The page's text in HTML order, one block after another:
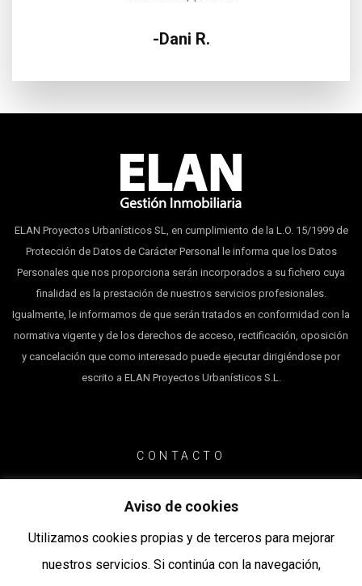
Dani R.
Mis experiencias de compra y de venta de varios
inmuebles han resultado muy positivas en la calidad
del servicio y el tiempo de resolución. Es equipo muy
profesional con una gran cercanía al cliente. Os seguiré
teniendo en cuenta.
Antxon L.
Una de las mejores agencias de la ciudad.
Profesionalidad y cercanía en el trabajo.
ELAN Proyectos Urbanísticos SL, en cumplimiento de la L.O. 15/1999 de
Protección de Datos de Carácter Personal le informa que los Datos
Personales que nos proporciona serán incorporados a su fichero cuya
finalidad es la prestación de nuestros servicios profesionales.
Igualmente, le informamos de que serán tratados en conformidad con la
normativa vigente y de los derechos de acceso, rectificación, oposición
y cancelación que como interesado puede ejecutar dirigiéndose por
escrito a ELAN Proyectos Urbanísticos S.L.
CONTACTO
info@elan.com.es
Aviso de cookies
Utilizamos cookies propias y de terceros para mejorar
nuestros servicios. Si continúa con la navegación,